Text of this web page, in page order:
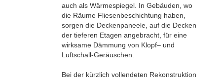
auch als Wärmespiegel. In Gebäuden, wo
die Räume Fliesenbeschichtung haben,
sorgen die Deckenpaneele, auf die Decken
der tieferen Etagen angebracht, für eine
wirksame Dämmung von Klopf– und
Luftschall-Geräuschen.
Bei der kürzlich vollendeten Rekonstruktion